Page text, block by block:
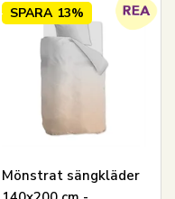
SPARA 13%
Mönstrat sängkläder